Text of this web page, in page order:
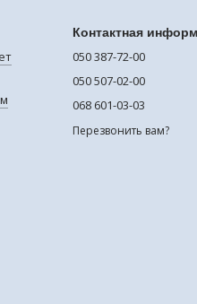
Контактная
050 387-72-00
050 507-02-00
068 601-03-03
Перезвонить вам?